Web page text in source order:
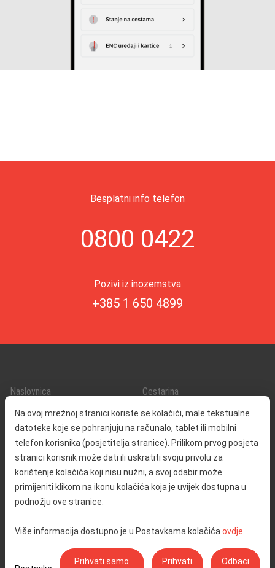
Na ovoj mrežnoj stranici koriste se kolačići, male tekstualne
datoteke koje se pohranjuju na računalo, tablet ili mobilni
telefon korisnika (posjetitelja stranice). Prilikom prvog posjeta
stranici korisnik može dati ili uskratiti svoju privolu za
korištenje kolačića koji nisu nužni, a svoj odabir može
primijeniti klikom na ikonu kolačića koja je uvijek dostupna u
podnožju ove stranice.
Više informacija dostupno je u Postavkama kolačića ovdje
Prihvati samo Prihvati Odbaci
Besplatni info telefon
0800 0422
Pozivi iz inozemstva
+385 1 650 4899
Naslovnica
O nama
Kontakt
Cestarina
Promet i sigurnost
Servisne informacije
Reklamacija
Javna nabava
Odnosi s javnošću
Izjava o pristupačnosti
Postavke kolačića